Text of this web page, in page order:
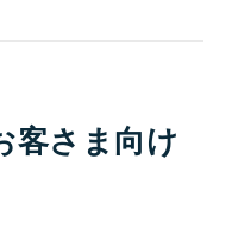
客さま向け